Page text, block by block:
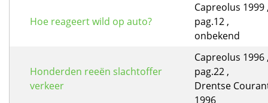
Hoe reageert wild op auto?
Capreolus 1999
pag.12 ,
onbekend
Honderden reeën slachtoffer
verkeer
Capreolus 1996
pag.22 ,
Drentse
1996